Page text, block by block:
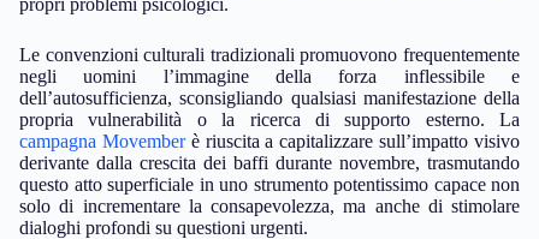
propri problemi psicologici.
Le convenzioni culturali tradizionali promuovono frequentemente
negli uomini l’immagine della forza inflessibile e
dell’autosufficienza, sconsigliando qualsiasi manifestazione della
propria vulnerabilità o la ricerca di supporto esterno. La
campagna Movemberè riuscita a capitalizzare sull’impatto visivo
derivante dalla crescita dei baffi durante novembre, trasmutando
questo atto superficiale in uno strumento potentissimo capace non
solo di incrementare la consapevolezza, ma anche di stimolare
dialoghi profondi su questioni urgenti.